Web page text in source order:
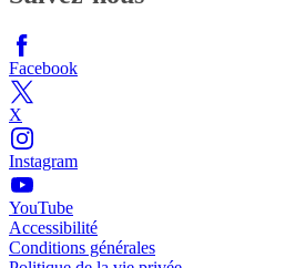
Facebook
X
Instagram
YouTube
Accessibilité
Conditions générales